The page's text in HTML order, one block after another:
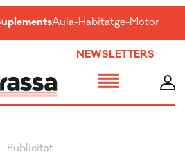
Aula-Habitatge-Motor-
NEWSLETTERS